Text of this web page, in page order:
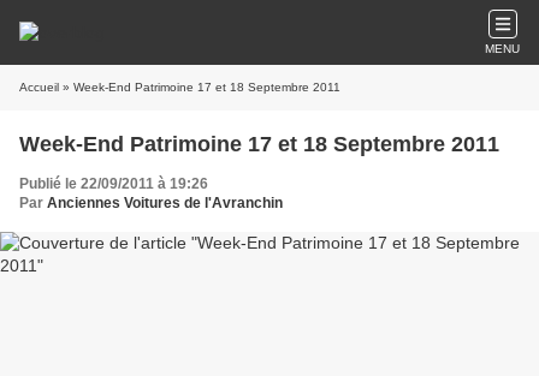
MENU
Accueil » Week-End Patrimoine 17 et 18 Septembre 2011
Week-End Patrimoine 17 et 18 Septembre 2011
Publié le 22/09/2011 à 19:26
Par Anciennes Voitures de l'Avranchin